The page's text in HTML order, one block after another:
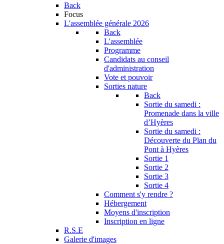
Back
Focus
L'assemblée générale 2026
Back
L'assemblée
Programme
Candidats au conseil
d'administration
Vote et pouvoir
Sorties nature
Back
Sortie du samedi :
Promenade dans la ville
d’Hyères
Sortie du samedi :
Découverte du Plan du
Pont à Hyères
Sortie 1
Sortie 2
Sortie 3
Sortie 4
Comment s'y rendre ?
Hébergement
Moyens d'inscription
Inscription en ligne
R.S.E
Galerie d'images